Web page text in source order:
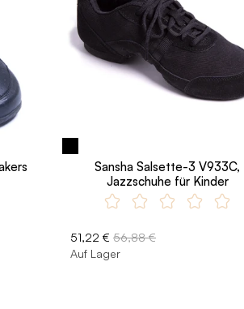
Sansha Salsette-3 V933C,
Jazzschuhe für Kinder
51,22 € 56,88 €
Auf Lager